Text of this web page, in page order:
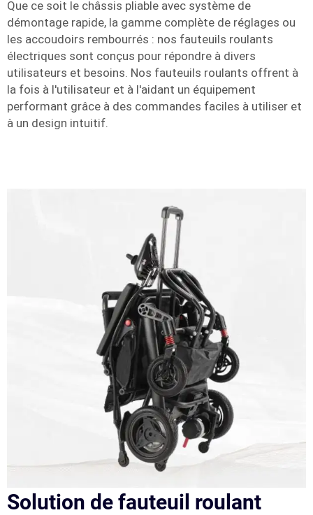
Que ce soit le châssis pliable avec système de
démontage rapide, la gamme complète de réglages ou
les accoudoirs rembourrés : nos fauteuils roulants
électriques sont conçus pour répondre à divers
utilisateurs et besoins. Nos fauteuils roulants offrent à
la fois à l'utilisateur et à l'aidant un équipement
performant grâce à des commandes faciles à utiliser et
à un design intuitif.
Solution de fauteuil roulant